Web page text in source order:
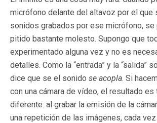
micrófono delante del altavoz por el que
sonidos grabados por ese micrófono, se
pitido bastante molesto. Supongo que
experimentado alguna vez y no es
detalles. Como la “entrada” y la “salida”
dice que se el sonido se acopla. Si
con una cámara de vídeo, el resultado es
diferente: al grabar la emisión de la
una repetición de las imágenes, cada